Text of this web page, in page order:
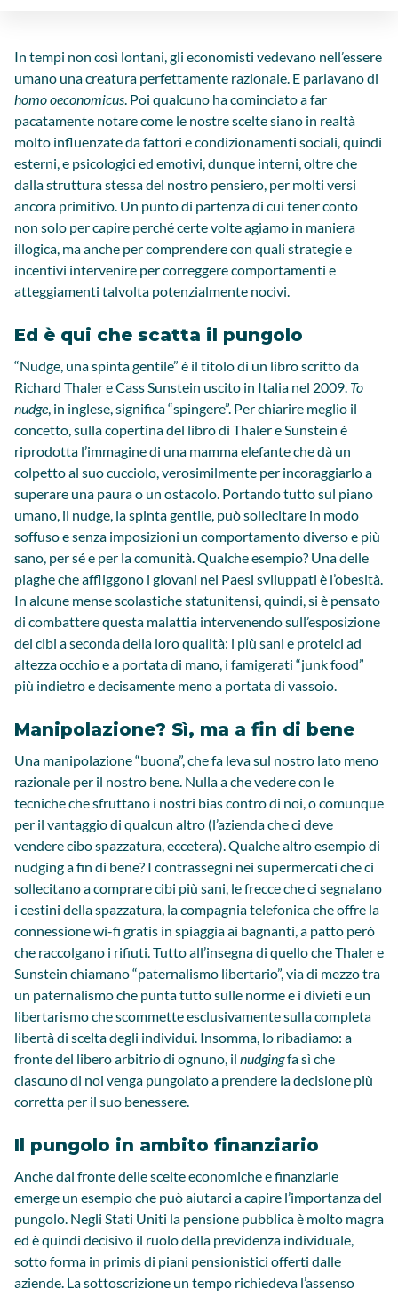
In tempi non così lontani, gli economisti vedevano nell’essere
umano una creatura perfettamente razionale. E parlavano di
homo oeconomicus. Poi qualcuno ha cominciato a far
pacatamente notare come le nostre scelte siano in realtà
molto influenzate da fattori e condizionamenti sociali, quindi
esterni, e psicologici ed emotivi, dunque interni, oltre che
dalla struttura stessa del nostro pensiero, per molti versi
ancora primitivo. Un punto di partenza di cui tener conto
non solo per capire perché certe volte agiamo in maniera
illogica, ma anche per comprendere con quali strategie e
incentivi intervenire per correggere comportamenti e
atteggiamenti talvolta potenzialmente nocivi.
Ed è qui che scatta il pungolo
“Nudge, una spinta gentile” è il titolo di un libro scritto da
Richard Thaler e Cass Sunstein uscito in Italia nel 2009. To
nudge, in inglese, significa “spingere”. Per chiarire meglio il
concetto, sulla copertina del libro di Thaler e Sunstein è
riprodotta l’immagine di una mamma elefante che dà un
colpetto al suo cucciolo, verosimilmente per incoraggiarlo a
superare una paura o un ostacolo. Portando tutto sul piano
umano, il nudge, la spinta gentile, può sollecitare in modo
soffuso e senza imposizioni un comportamento diverso e più
sano, per sé e per la comunità. Qualche esempio? Una delle
piaghe che affliggono i giovani nei Paesi sviluppati è l’obesità.
In alcune mense scolastiche statunitensi, quindi, si è pensato
di combattere questa malattia intervenendo sull’esposizione
dei cibi a seconda della loro qualità: i più sani e proteici ad
altezza occhio e a portata di mano, i famigerati “junk food”
più indietro e decisamente meno a portata di vassoio.
Manipolazione? Sì, ma a fin di bene
Una manipolazione “buona”, che fa leva sul nostro lato meno
razionale per il nostro bene. Nulla a che vedere con le
tecniche che sfruttano i nostri bias contro di noi, o comunque
per il vantaggio di qualcun altro (l’azienda che ci deve
vendere cibo spazzatura, eccetera). Qualche altro esempio di
nudging a fin di bene? I contrassegni nei supermercati che ci
sollecitano a comprare cibi più sani, le frecce che ci segnalano
i cestini della spazzatura, la compagnia telefonica che offre la
connessione wi-fi gratis in spiaggia ai bagnanti, a patto però
che raccolgano i rifiuti. Tutto all’insegna di quello che Thaler e
Sunstein chiamano “paternalismo libertario”, via di mezzo tra
un paternalismo che punta tutto sulle norme e i divieti e un
libertarismo che scommette esclusivamente sulla completa
libertà di scelta degli individui. Insomma, lo ribadiamo: a
fronte del libero arbitrio di ognuno, il nudgingfa sì che
ciascuno di noi venga pungolato a prendere la decisione più
corretta per il suo benessere.
Il pungolo in ambito finanziario
Anche dal fronte delle scelte economiche e finanziarie
emerge un esempio che può aiutarci a capire l’importanza del
pungolo. Negli Stati Uniti la pensione pubblica è molto magra
ed è quindi decisivo il ruolo della previdenza individuale,
sotto forma in primis di piani pensionistici offerti dalle
aziende. La sottoscrizione un tempo richiedeva l’assenso